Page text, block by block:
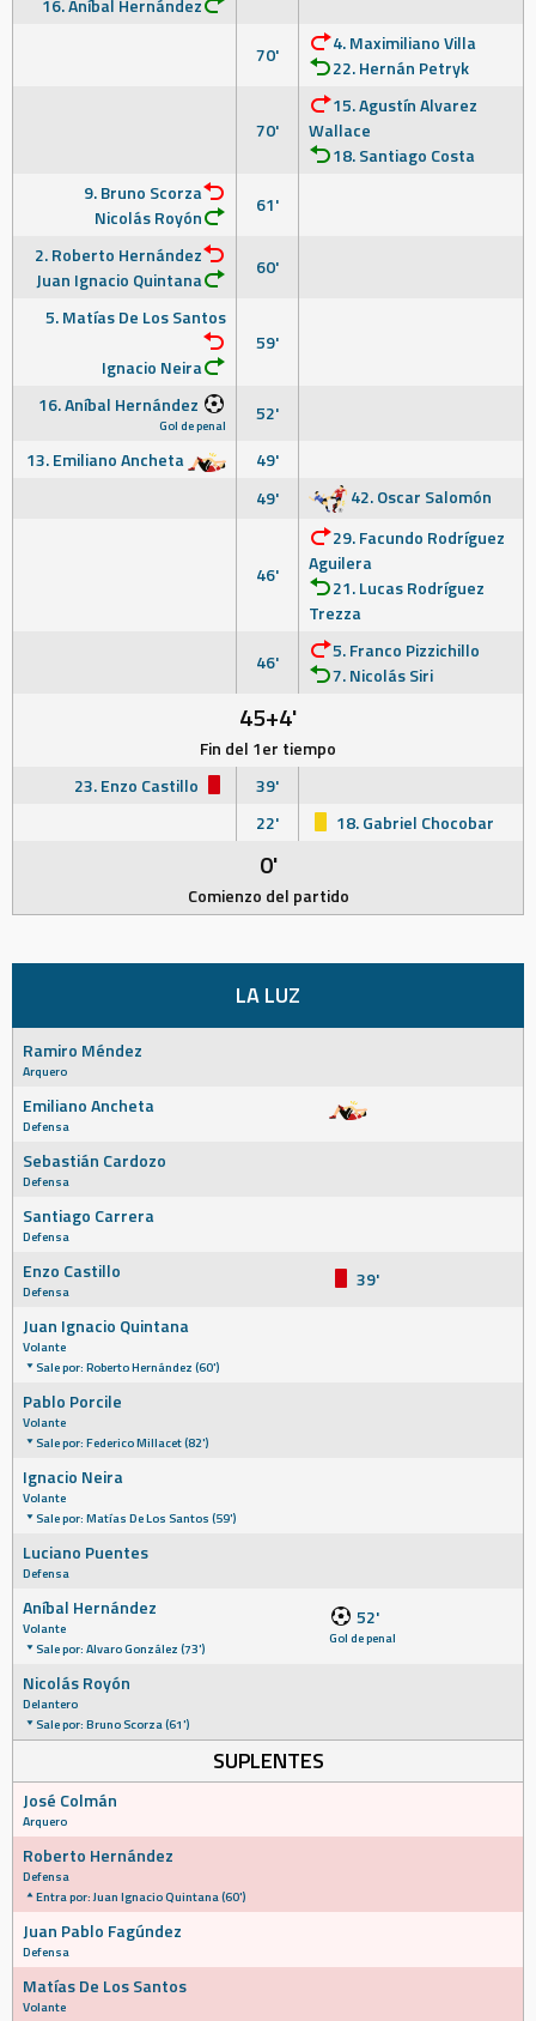
16. Aníbal Hernández
70'
4. Maximiliano Villa
22. Hernán Petryk
70'
15. Agustín Alvarez
Wallace
18. Santiago Costa
9. Bruno Scorza
Nicolás Royón
61'
2. Roberto Hernández
Juan Ignacio Quintana
60'
5. Matías De Los Santos
Ignacio Neira
59'
16. Aníbal Hernández
Gol de penal
52'
13. Emiliano Ancheta
49'
49'
42. Oscar Salomón
46'
29. Facundo Rodríguez
Aguilera
21. Lucas Rodríguez
Trezza
46'
5. Franco Pizzichillo
7. Nicolás Siri
45+4'
Fin del 1er tiempo
23. Enzo Castillo
39'
22'
18. Gabriel Chocobar
0'
Comienzo del partido
LA LUZ
Ramiro Méndez
Arquero
Emiliano Ancheta
Defensa
Sebastián Cardozo
Defensa
Santiago Carrera
Defensa
Enzo Castillo
Defensa
39'
Juan Ignacio Quintana
Volante
Sale por: Roberto Hernández (60')
Pablo Porcile
Volante
Sale por: Federico Millacet (82')
Ignacio Neira
Volante
Sale por: Matías De Los Santos (59')
Luciano Puentes
Defensa
Aníbal Hernández
Volante
Sale por: Alvaro González (73')
52'
Gol de penal
Nicolás Royón
Delantero
Sale por: Bruno Scorza (61')
SUPLENTES
José Colmán
Arquero
Roberto Hernández
Defensa
Entra por: Juan Ignacio Quintana (60')
Juan Pablo Fagúndez
Defensa
Matías De Los Santos
Volante